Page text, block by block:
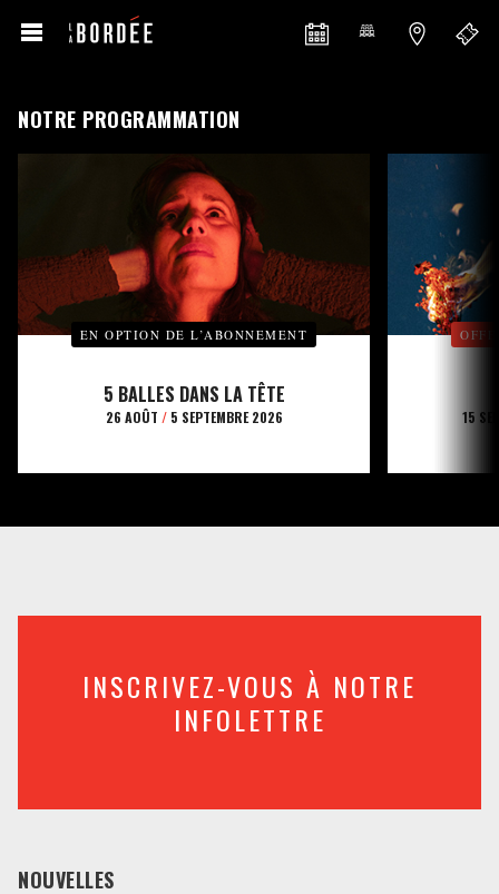
NOTRE PROGRAMMATION
EN OPTION DE L’ABONNEMENT
5 BALLES DANS LA TÊTE
26 AOÛT /5 SEPTEMBRE 2026 15
INSCRIVEZ-VOUS À NOTRE
INFOLETTRE
NOUVELLES